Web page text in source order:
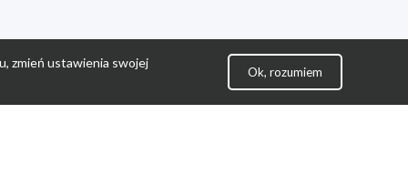
zmień ustawienia swojej
Ok, rozumiem